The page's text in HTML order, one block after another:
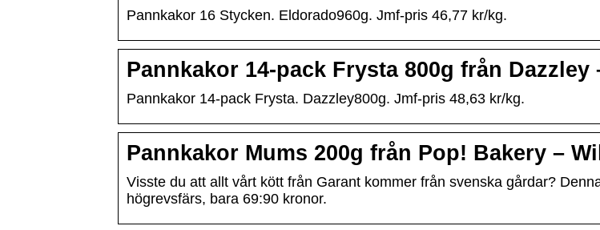
Pannkakor 16 Stycken. Eldorado960g. Jmf-pris 46,77 kr/kg.
Pannkakor 14-pack Frysta 800g från Dazzley
Pannkakor 14-pack Frysta. Dazzley800g. Jmf-pris 48,63 kr/kg.
Pannkakor Mums 200g från Pop! Bakery –
Visste du att allt vårt kött från Garant kommer från svenska gårdar?
högrevsfärs, bara 69:90 kronor.